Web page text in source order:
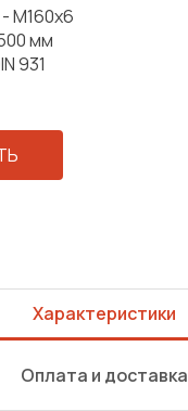
М160х6
мм
931
Характеристики
Оплата и доставка